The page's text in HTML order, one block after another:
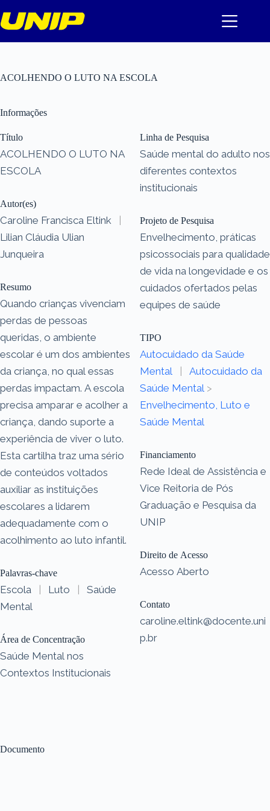
para
o
ACOLHENDO O LUTO NA ESCOLA
Documento
Informações
Título
ACOLHENDO O LUTO NA
ESCOLA
Autor(es)
Caroline Francisca Eltink
|
Lilian Cláudia Ulian
Junqueira
Resumo
Quando crianças vivenciam
perdas de pessoas
queridas, o ambiente
escolar é um dos ambientes
da criança, no qual essas
perdas impactam. A escola
precisa amparar e acolher a
criança, dando suporte a
experiência de viver o luto.
Esta cartilha traz uma sério
de conteúdos voltados
auxiliar as instituições
escolares a lidarem
adequadamente com o
acolhimento ao luto infantil.
Palavras-chave
Escola | Luto |
Saúde
Mental
Área de Concentração
Saúde Mental nos
Contextos Institucionais
Linha de Pesquisa
Saúde mental do adulto nos
diferentes contextos
institucionais
Projeto de Pesquisa
Envelhecimento, práticas
psicossociais para qualidade
de vida na longevidade e os
cuidados ofertados pelas
equipes de saúde
TIPO
Autocuidado da Saúde
Mental
|
Autocuidado da
Saúde Mental >
Envelhecimento, Luto e
Saúde Mental
Financiamento
Rede Ideal de Assistência e
Vice Reitoria de Pós
Graduação e Pesquisa da
UNIP
Direito de Acesso
Acesso Aberto
Contato
caroline.eltink@docente.uni
p.br